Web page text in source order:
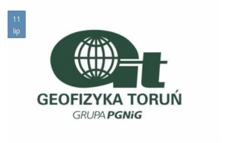
11
lip
gt-pgnig-logo.jpg